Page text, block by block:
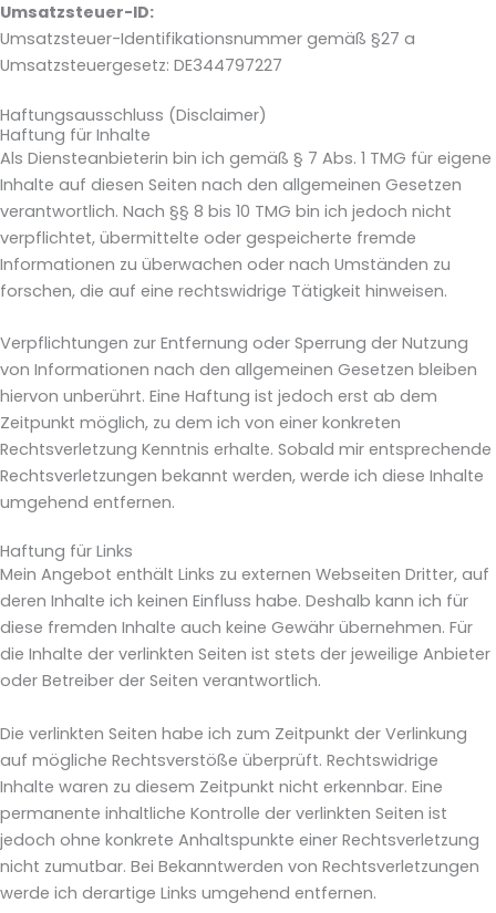
Umsatzsteuer-ID:
Umsatzsteuer-Identifikationsnummer gemäß §27 a
Umsatzsteuergesetz: DE344797227
Haftungsausschluss (Disclaimer)
Haftung für Inhalte
Als Diensteanbieterin bin ich gemäß § 7 Abs. 1 TMG für eigene
Inhalte auf diesen Seiten nach den allgemeinen Gesetzen
verantwortlich. Nach §§ 8 bis 10 TMG bin ich jedoch nicht
verpflichtet, übermittelte oder gespeicherte fremde
Informationen zu überwachen oder nach Umständen zu
forschen, die auf eine rechtswidrige Tätigkeit hinweisen.
Verpflichtungen zur Entfernung oder Sperrung der Nutzung
von Informationen nach den allgemeinen Gesetzen bleiben
hiervon unberührt. Eine Haftung ist jedoch erst ab dem
Zeitpunkt möglich, zu dem ich von einer konkreten
Rechtsverletzung Kenntnis erhalte. Sobald mir entsprechende
Rechtsverletzungen bekannt werden, werde ich diese Inhalte
umgehend entfernen.
Haftung für Links
Mein Angebot enthält Links zu externen Webseiten Dritter, auf
deren Inhalte ich keinen Einfluss habe. Deshalb kann ich für
diese fremden Inhalte auch keine Gewähr übernehmen. Für
die Inhalte der verlinkten Seiten ist stets der jeweilige Anbieter
oder Betreiber der Seiten verantwortlich.
Die verlinkten Seiten habe ich zum Zeitpunkt der Verlinkung
auf mögliche Rechtsverstöße überprüft. Rechtswidrige
Inhalte waren zu diesem Zeitpunkt nicht erkennbar. Eine
permanente inhaltliche Kontrolle der verlinkten Seiten ist
jedoch ohne konkrete Anhaltspunkte einer Rechtsverletzung
nicht zumutbar. Bei Bekanntwerden von Rechtsverletzungen
werde ich derartige Links umgehend entfernen.